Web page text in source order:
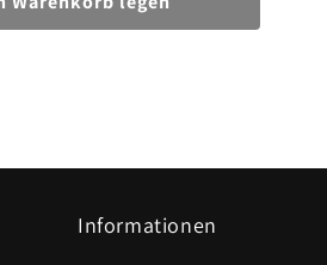
Informationen